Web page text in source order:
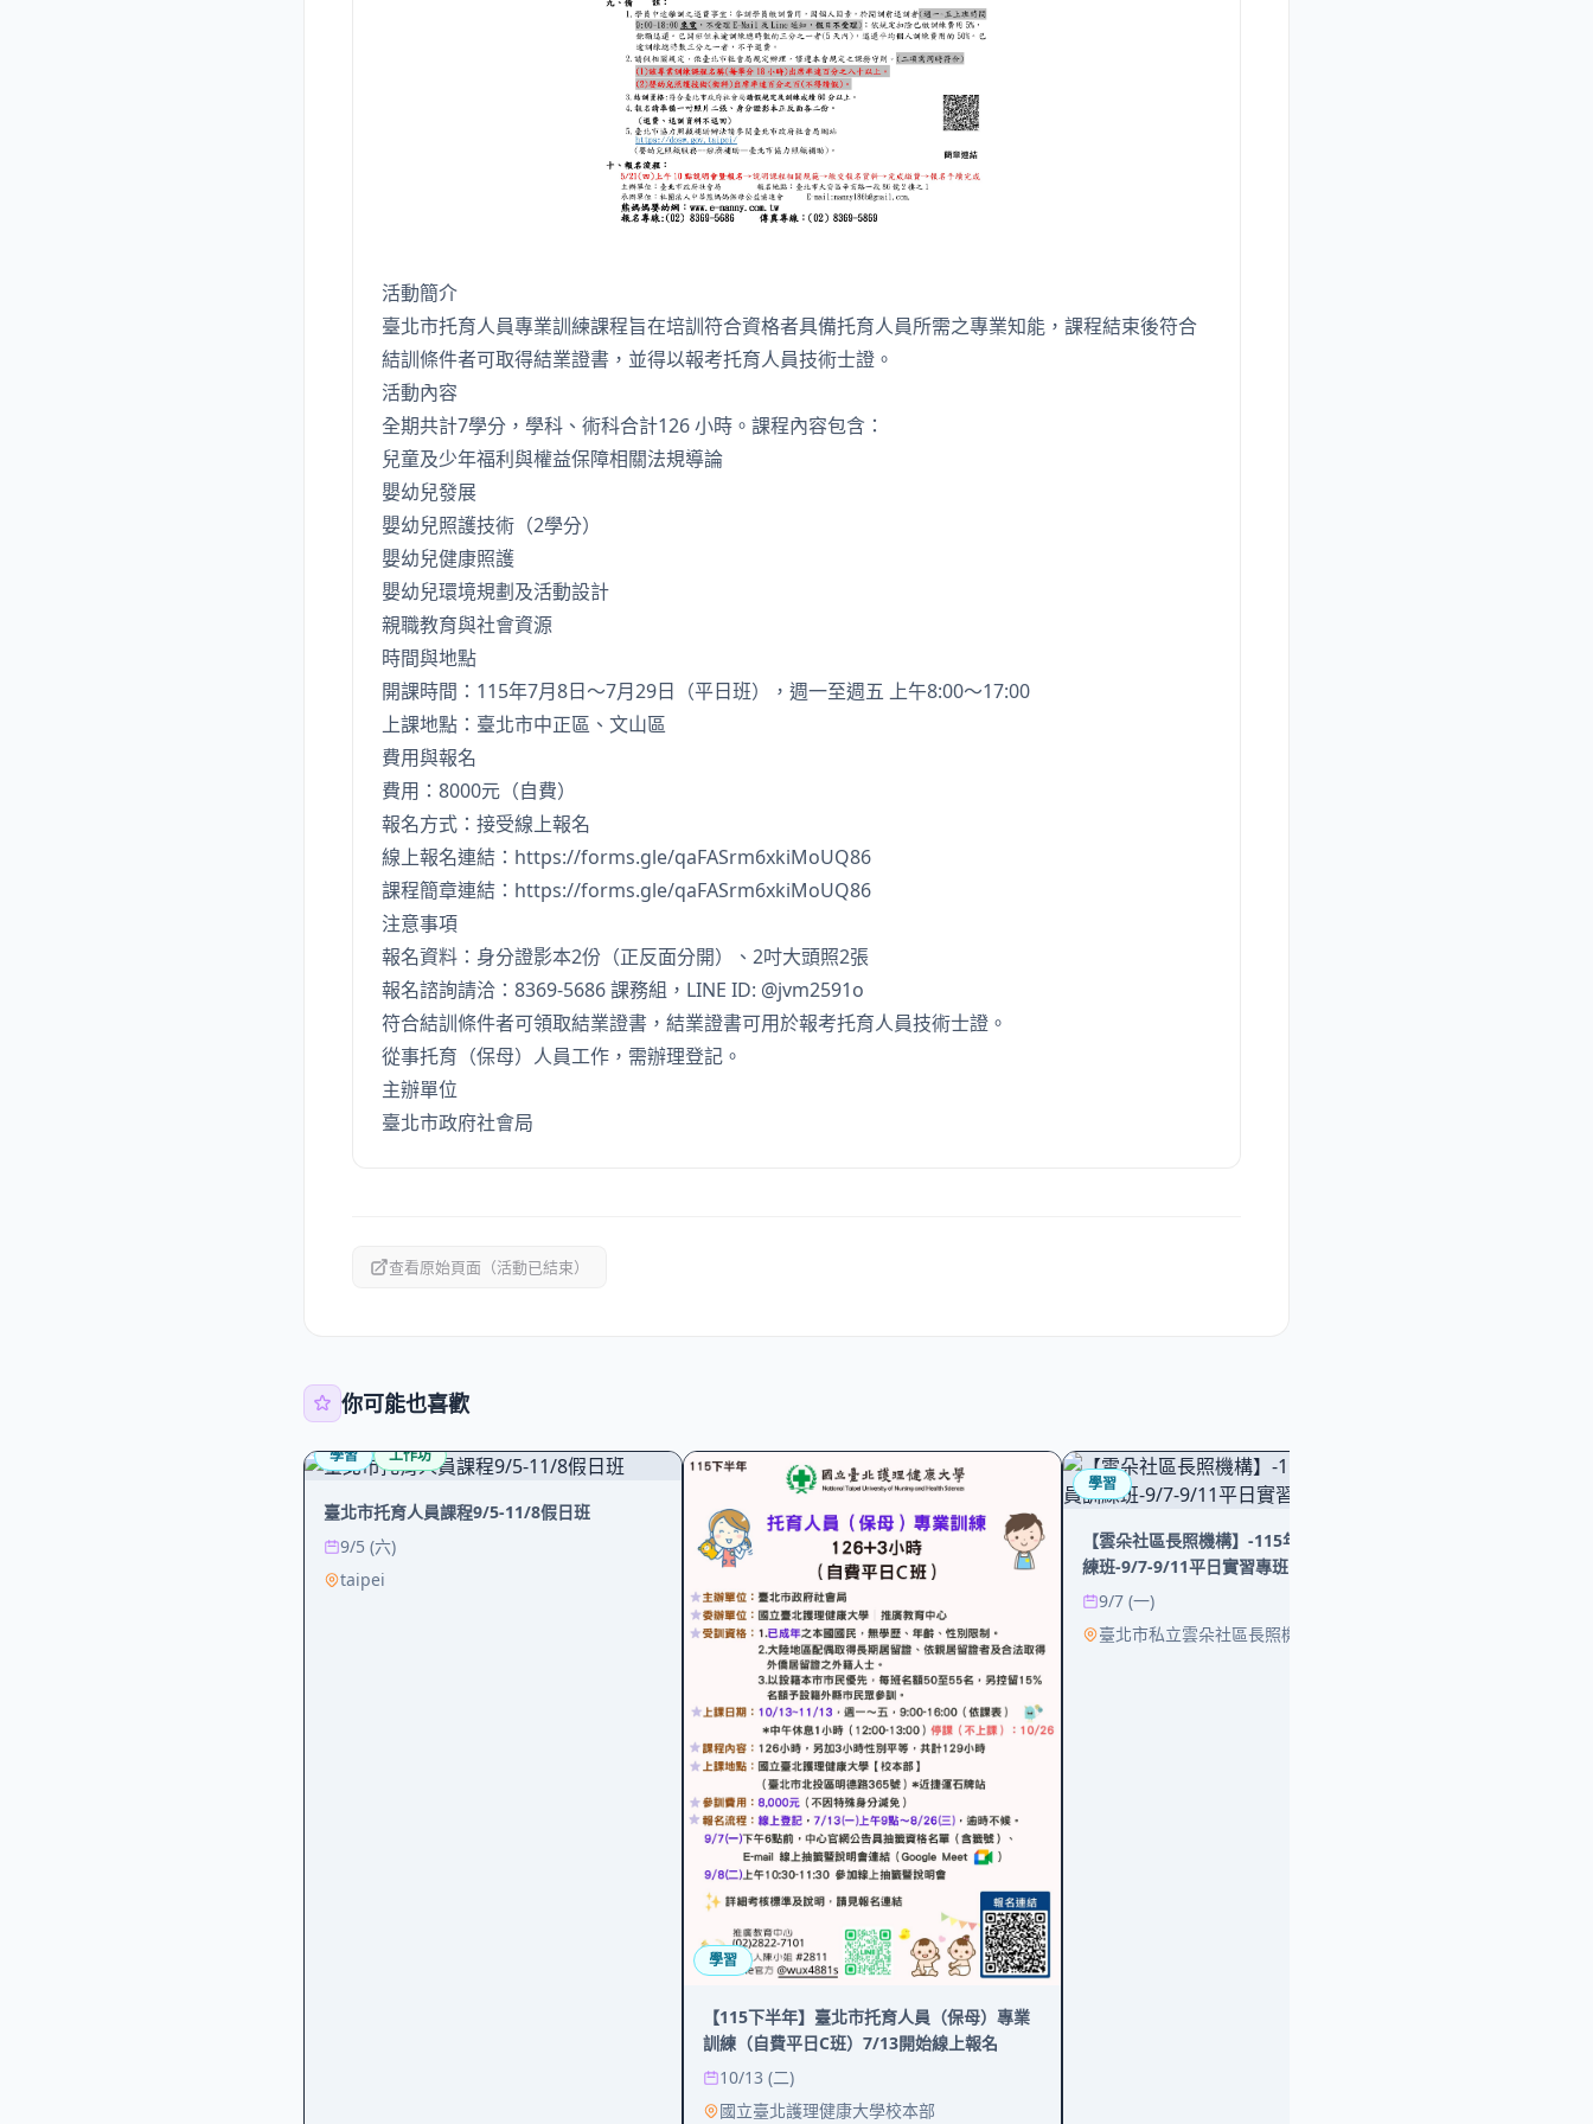
活動簡介
臺北市托育人員專業訓練課程旨在培訓符合資格者具備托育人員所需之專業知能，課程結束後符合
結訓條件者可取得結業證書，並得以報考托育人員技術士證。
活動內容
全期共計7學分，學科、術科合計126 小時。課程內容包含：
兒童及少年福利與權益保障相關法規導論
嬰幼兒發展
嬰幼兒照護技術（2學分）
嬰幼兒健康照護
嬰幼兒環境規劃及活動設計
親職教育與社會資源
時間與地點
開課時間：115年7月8日～7月29日（平日班），週一至週五 上午8:00～17:00
上課地點：臺北市中正區、文山區
費用與報名
費用：8000元（自費）
報名方式：接受線上報名
線上報名連結： https://forms.gle/qaFASrm6xkiMoUQ86
課程簡章連結： https://forms.gle/qaFASrm6xkiMoUQ86
注意事項
報名資料：身分證影本2份（正反面分開）、2吋大頭照2張
報名諮詢請洽：8369-5686 課務組，LINE ID: @jvm2591o
符合結訓條件者可領取結業證書，結業證書可用於報考托育人員技術士證。
從事托育（保母）人員工作，需辦理登記。
主辦單位
臺北市政府社會局
查看原始頁面（活動已結束）
你可能也喜歡
學習 工作坊
臺北市托育人員課程9/5-11/8假日班
9/5 (六)
taipei
學習
【115下半年】臺北市托育人員（保母）專業
訓練（自費平日C班）7/13開始線上報名
10/13 (二)
國立臺北護理健康大學校本部
學習
【雲朵社區長照機構】-115年度照顧服務員訓
練班-9/7-9/11平日實習專班
9/7 (一)
臺北市私立雲朵社區長照機構